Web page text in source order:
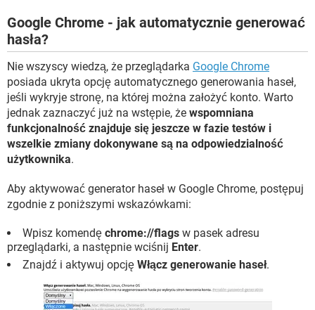
Google Chrome - jak automatycznie generować
hasła?
Nie wszyscy wiedzą, że przeglądarka Google Chrome
posiada ukryta opcję automatycznego generowania haseł,
jeśli wykryje stronę, na której można założyć konto. Warto
jednak zaznaczyć już na wstępie, że wspomniana
funkcjonalność znajduje się jeszcze w fazie testów i
wszelkie zmiany dokonywane są na odpowiedzialność
użytkownika.
Aby aktywować generator haseł w Google Chrome, postępuj
zgodnie z poniższymi wskazówkami:
Wpisz komendę chrome://flags w pasek adresu
przeglądarki, a następnie wciśnij Enter.
Znajdź i aktywuj opcję Włącz generowanie haseł.